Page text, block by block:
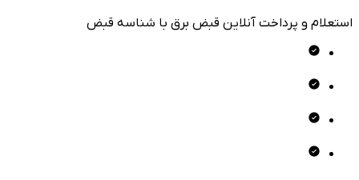
استعلام و پرداخت آنلاین قبض برق با شناسه قبض